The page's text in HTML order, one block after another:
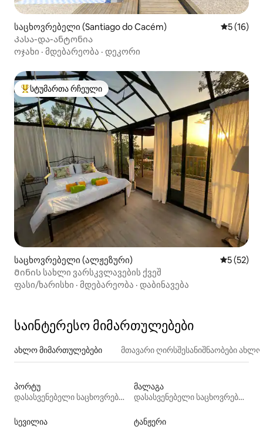
საცხოვრებელი (Santiago do Cacém) საშუალო
5 (16)
Კასა-და-ანტონია
ოჯახი · მდებარეობა · დეკორი
სტუმართა რჩეული მოწინავე ვარიანტი
სტუმართა რჩეული
საცხოვრებელი (ალჟეზური) საშუალო
5 (52)
Მინის სახლი ვარსკვლავების ქვეშ
ფასი/ხარისხი · მდებარეობა · დაბინავება
საინტერესო მიმართულებები
ახლო მიმართულებები მთავარი ღირსშესანიშნაობები
პორტუ
დასასვენებელი საცხოვრებლები
მალაგა
დასასვენებელი საცხოვრებლები
სევილია
ტანჟერი